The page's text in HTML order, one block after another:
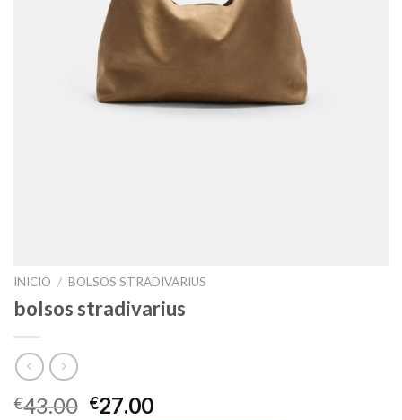
INICIO / BOLSOS STRADIVARIUS
bolsos stradivarius
€43.00 €27.00